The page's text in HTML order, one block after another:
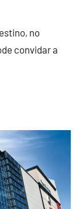
no
convidar a